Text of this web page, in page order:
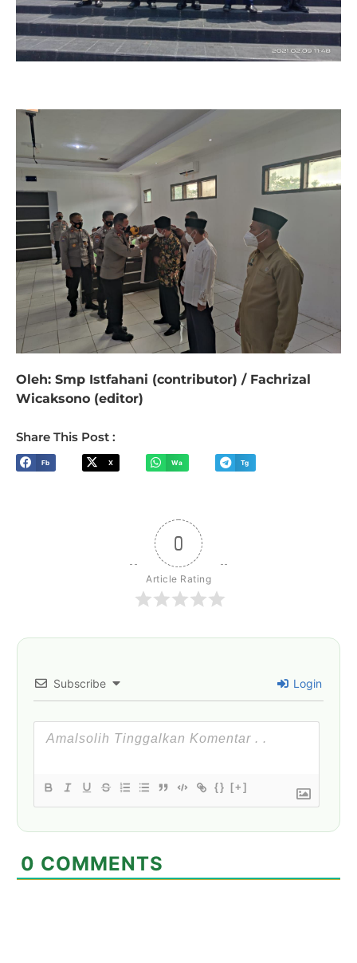
Oleh: Smp Istfahani (contributor) / Fachrizal
Wicaksono (editor)
Share This Post :
Fb X Wa Tg
0
Article Rating
Subscribe Login
{} [+]
0 COMMENTS